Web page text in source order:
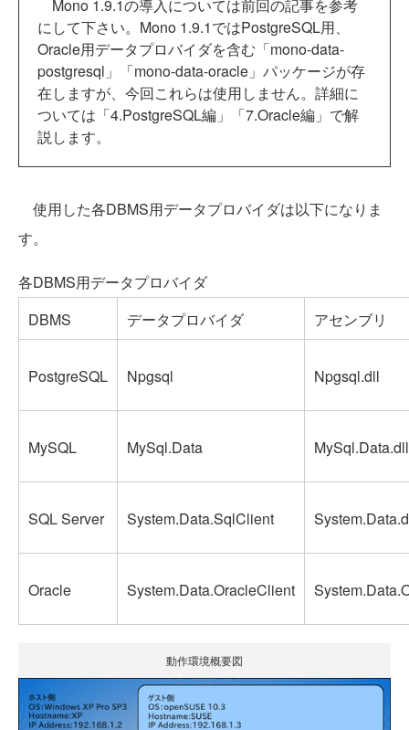
Mono 1.9.1の導入については前回の記事を参考
にして下さい。Mono 1.9.1ではPostgreSQL用、
Oracle用データプロバイダを含む「mono-data-
postgresql」「mono-data-oracle」パッケージが存
在しますが、今回これらは使用しません。詳細に
ついては「4.PostgreSQL編」「7.Oracle編」で解
説します。
使用した各DBMS用データプロバイダは以下になりま
す。
各DBMS用データプロバイダ
DBMS
データプロバイダ アセンブリ
PostgreSQL Npgsql Npgsql.dll
MySQL MySql.Data MySql.Data.dll
SQL Server System.Data.SqlClient
Oracle System.Data.OracleClient
動作環境概要図